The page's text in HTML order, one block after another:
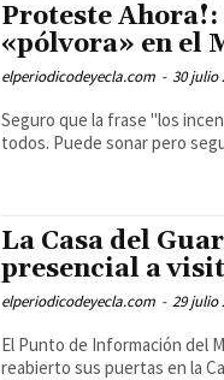
Proteste
«pólvora» en el
elperiodicodeyecla.com - 30 julio
Seguro que la frase "los
todos. Puede sonar pero
La Casa del
presencial a
elperiodicodeyecla.com - 29 julio
El Punto de Información del
reabierto sus puertas en la